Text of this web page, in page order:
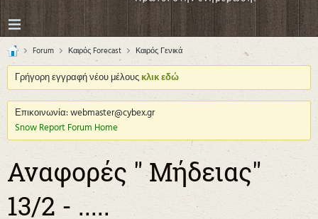
Forum Καιρός Forecast Καιρός Γενικά
Γρήγορη εγγραφή νέου μέλουςκλικ εδώ
Επικοινωνία: webmaster@cybex.gr
Snow Report Forum Home
Αναφορές " Μήδειας"
13/2 - .....